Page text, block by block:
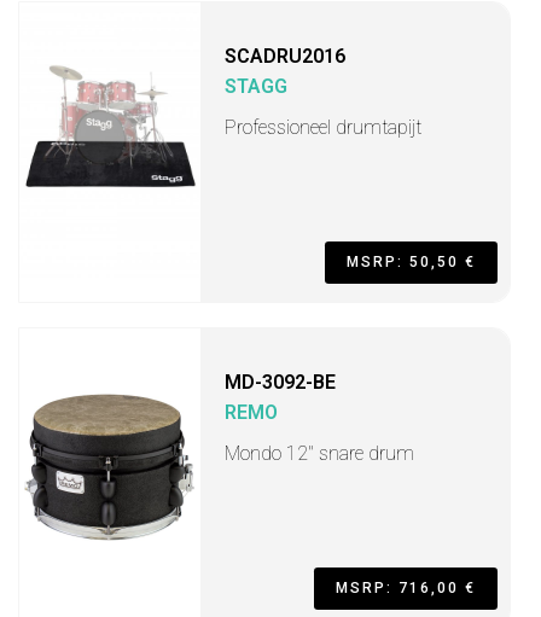
SCADRU2016
STAGG
Professioneel drumtapijt
MSRP: 50,50 €
MD-3092-BE
REMO
Mondo 12" snare drum
MSRP: 716,00 €